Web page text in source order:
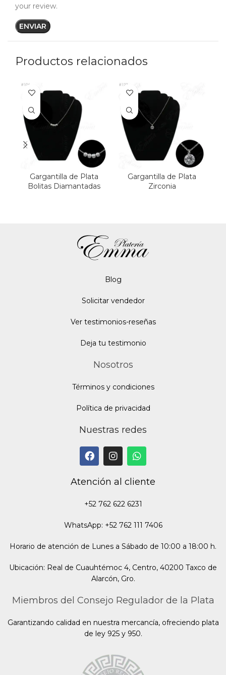
your review.
Productos relacionados
Gargantilla de Plata
Bolitas Diamantadas
Gargantilla de Plata
Zirconia
Blog
Solicitar vendedor
Ver testimonios-reseñas
Deja tu testimonio
Nosotros
Términos y condiciones
Política de privacidad
Nuestras redes
Atención al cliente
+52 762 622 6231
WhatsApp: +52 762 111 7406
Horario de atención de Lunes a Sábado de 10:00 a 18:00 h.
Ubicación: Real de Cuauhtémoc 4, Centro, 40200 Taxco de
Alarcón, Gro.
Miembros del Consejo Regulador de la Plata
Garantizando calidad en nuestra mercancía, ofreciendo plata
de ley 925 y 950.